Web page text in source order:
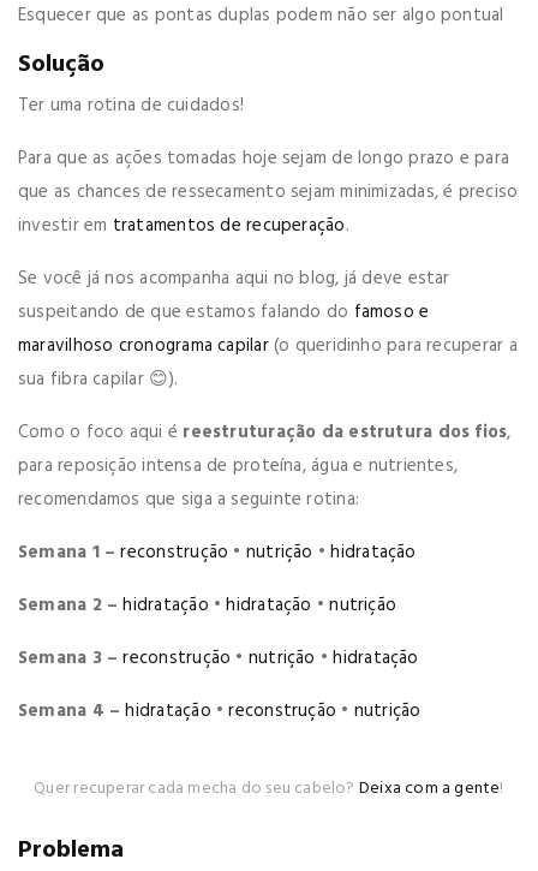
Esquecer que as pontas duplas podem não ser algo pontual
Solução
Ter uma rotina de cuidados!
Para que as ações tomadas hoje sejam de longo prazo e para
que as chances de ressecamento sejam minimizadas, é preciso
investir em tratamentos de recuperação.
Se você já nos acompanha aqui no blog, já deve estar
suspeitando de que estamos falando do famoso e
maravilhoso cronograma capilar(o queridinho para recuperar a
sua fibra capilar 😊).
Como o foco aqui é reestruturação da estrutura dos fios,
para reposição intensa de proteína, água e nutrientes,
recomendamos que siga a seguinte rotina:
Semana 1 – reconstrução • nutrição •hidratação
Semana 2 – hidratação •hidratação •nutrição
Semana 3 – reconstrução • nutrição •hidratação
Semana 4 – hidratação •reconstrução • nutrição
Quer recuperar cada mecha do seu cabelo? Deixa com a gente!
Problema